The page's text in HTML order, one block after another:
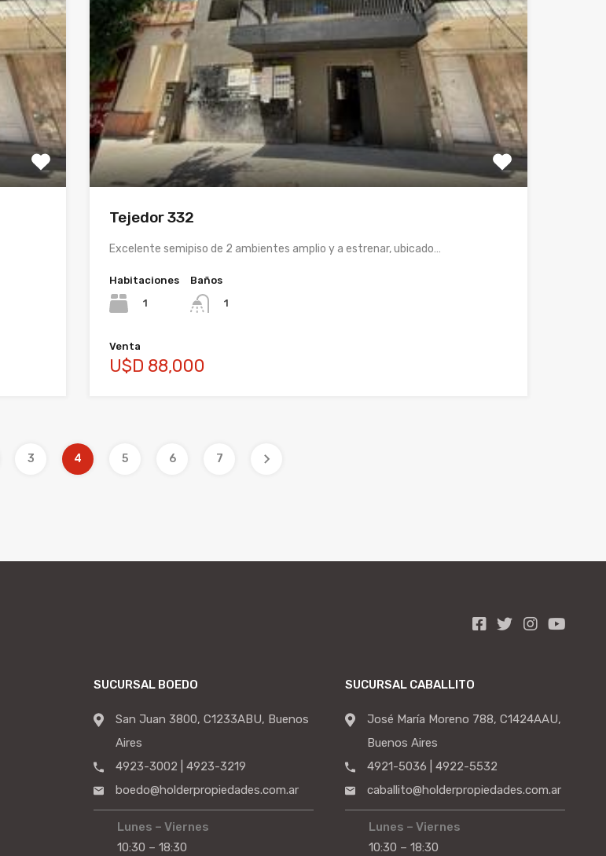
Tejedor 332
Excelente semipiso de 2 ambientes amplio y a estrenar, ubicado…
Habitaciones
1
Baños
1
Venta
U$D 88,000
3 4 5 6 7
SUCURSAL BOEDO
San Juan 3800, C1233ABU, Buenos
Aires
4923-3002 | 4923-3219
boedo@holderpropiedades.com.ar
Lunes – Viernes
10:30 – 18:30
SUCURSAL CABALLITO
José María Moreno 788, C1424AAU,
Buenos Aires
4921-5036 | 4922-5532
caballito@holderpropiedades.com.ar
Lunes – Viernes
10:30 – 18:30